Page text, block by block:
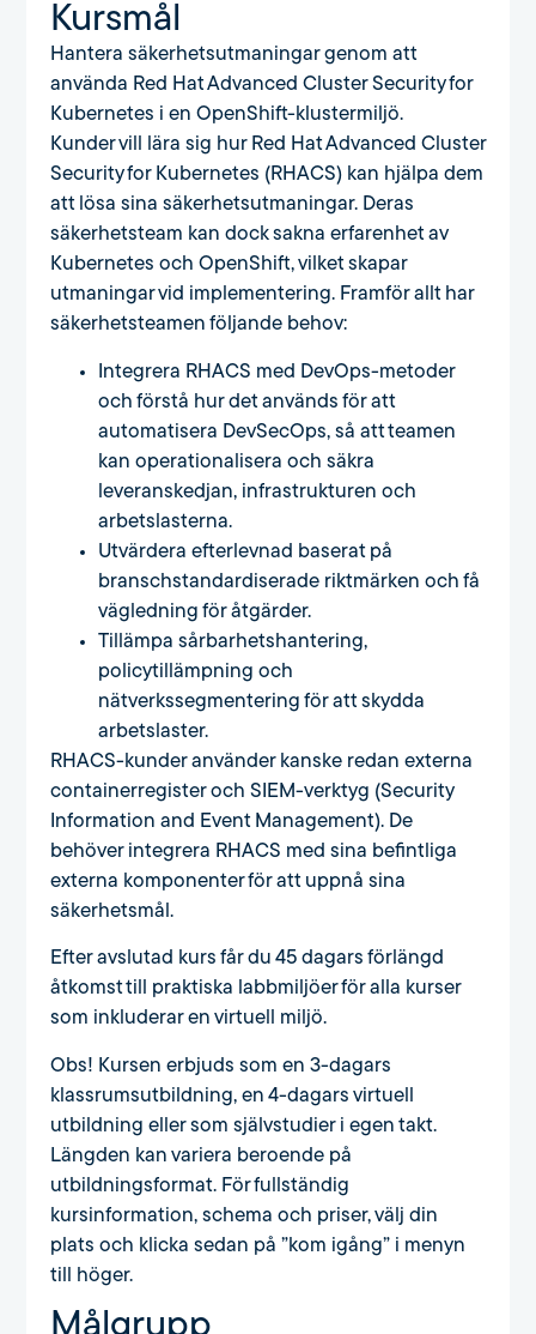
Kursmål
Hantera säkerhetsutmaningar genom att
använda Red Hat Advanced Cluster Security for
Kubernetes i en OpenShift-klustermiljö.
Kunder vill lära sig hur Red Hat Advanced Cluster
Security for Kubernetes (RHACS) kan hjälpa dem
att lösa sina säkerhetsutmaningar. Deras
säkerhetsteam kan dock sakna erfarenhet av
Kubernetes och OpenShift, vilket skapar
utmaningar vid implementering. Framför allt har
säkerhetsteamen följande behov:
Integrera RHACS med DevOps-metoder
och förstå hur det används för att
automatisera DevSecOps, så att teamen
kan operationalisera och säkra
leveranskedjan, infrastrukturen och
arbetslasterna.
Utvärdera efterlevnad baserat på
branschstandardiserade riktmärken och få
vägledning för åtgärder.
Tillämpa sårbarhetshantering,
policytillämpning och
nätverkssegmentering för att skydda
arbetslaster.
RHACS-kunder använder kanske redan externa
containerregister och SIEM-verktyg (Security
Information and Event Management). De
behöver integrera RHACS med sina befintliga
externa komponenter för att uppnå sina
säkerhetsmål.
Efter avslutad kurs får du 45 dagars förlängd
åtkomst till praktiska labbmiljöer för alla kurser
som inkluderar en virtuell miljö.
Obs! Kursen erbjuds som en 3-dagars
klassrumsutbildning, en 4-dagars virtuell
utbildning eller som självstudier i egen takt.
Längden kan variera beroende på
utbildningsformat. För fullständig
kursinformation, schema och priser, välj din
plats och klicka sedan på ”kom igång” i menyn
till höger.